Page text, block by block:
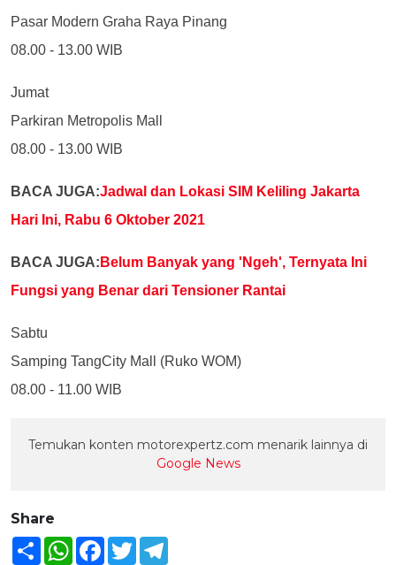
Pasar Modern Graha Raya Pinang
08.00 - 13.00 WIB
Jumat
Parkiran Metropolis Mall
08.00 - 13.00 WIB
BACA JUGA:Jadwal dan Lokasi SIM Keliling Jakarta
Hari Ini, Rabu 6 Oktober 2021
BACA JUGA: Belum Banyak yang 'Ngeh', Ternyata Ini
Fungsi yang Benar dari Tensioner Rantai
Sabtu
Samping TangCity Mall (Ruko WOM)
08.00 - 11.00 WIB
Temukan konten motorexpertz.com menarik lainnya di
Google News
Share
Share WhatsAppFacebook
Twitter